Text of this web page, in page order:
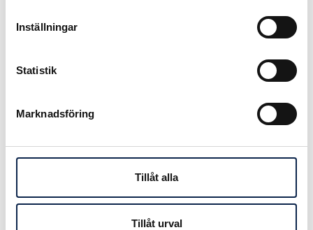
Inställningar
Statistik
Marknadsföring
Tillåt alla
Tillåt urval
scenkonstbolag på annat håll.
spänning mellan den scenkonst
och vad man är beredd att betala
man ställer de visioner som målas
upp i de kulturplaner som nu tas
fram runt om i landet mot de
resurser som finns för att förverkliga